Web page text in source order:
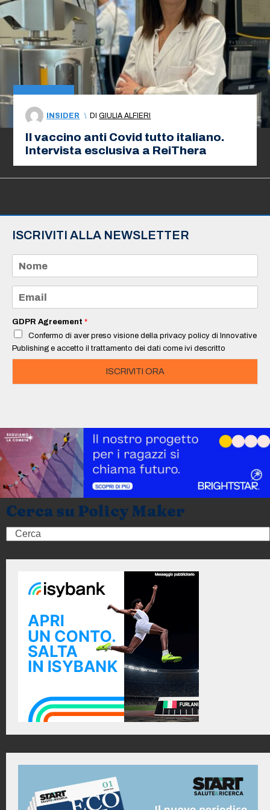
INSIDER \ DIGIULIA ALFIERI
Il vaccino anti Covid tutto italiano.
Intervista esclusiva a ReiThera
ISCRIVITI ALLA NEWSLETTER
m
e
a
i
*
GDPR Agreement *
Confermo di aver preso visione della privacy policy di Innovative
Publishing e accetto il trattamento dei dati come ivi descritto
ISCRIVITI ORA
Cerca su Policy Maker
Search